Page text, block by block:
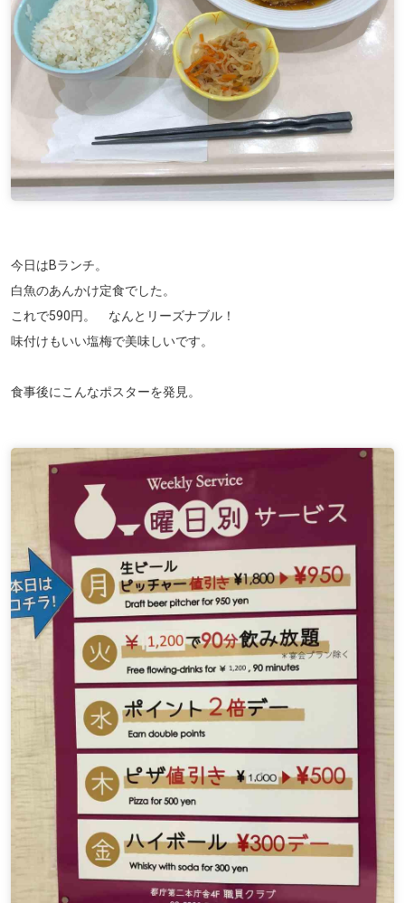
今日はBランチ。
白魚のあんかけ定食でした。
これで590円。 なんとリーズナブル！
味付けもいい塩梅で美味しいです。
食事後にこんなポスターを発見。